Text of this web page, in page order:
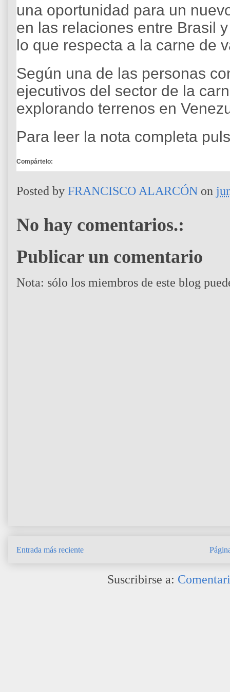
una oportunidad para un
en las relaciones entre Brasil
lo que respecta a la carne de
Según una de las personas
ejecutivos del sector de la
explorando terrenos en
Para leer la nota completa
Compártelo:
Posted by FRANCISCO ALARCÓN on
No hay comentarios.:
Publicar un comentario
Nota: sólo los miembros de este blog
Entrada más reciente
Suscribirse a: